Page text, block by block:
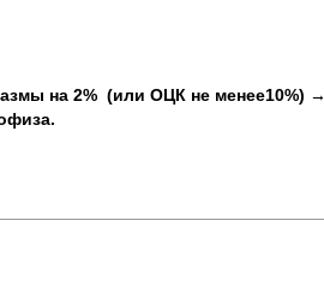
на 2% (или ОЦК не менее10%) →